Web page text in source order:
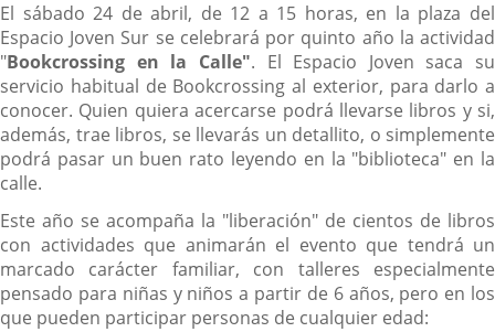
El sábado 24 de abril, de 12 a 15 horas, en la plaza del
Espacio Joven Sur se celebrará por quinto año la actividad
"Bookcrossing en la Calle". El Espacio Joven saca su
servicio habitual de Bookcrossing al exterior, para darlo a
conocer. Quien quiera acercarse podrá llevarse libros y si,
además, trae libros, se llevarás un detallito, o simplemente
podrá pasar un buen rato leyendo en la "biblioteca" en la
calle.
Este año se acompaña la "liberación" de cientos de libros
con actividades que animarán el evento que tendrá un
marcado carácter familiar, con talleres especialmente
pensado para niñas y niños a partir de 6 años, pero en los
que pueden participar personas de cualquier edad: